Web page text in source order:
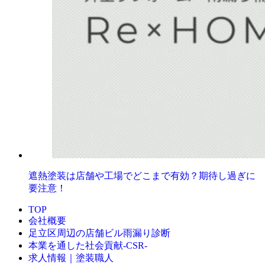
遮熱塗装は店舗や工場でどこまで有効？期待し過ぎに
要注意！
TOP
会社概要
足立区周辺の店舗ビル雨漏り診断
本業を通した社会貢献-CSR-
求人情報｜塗装職人